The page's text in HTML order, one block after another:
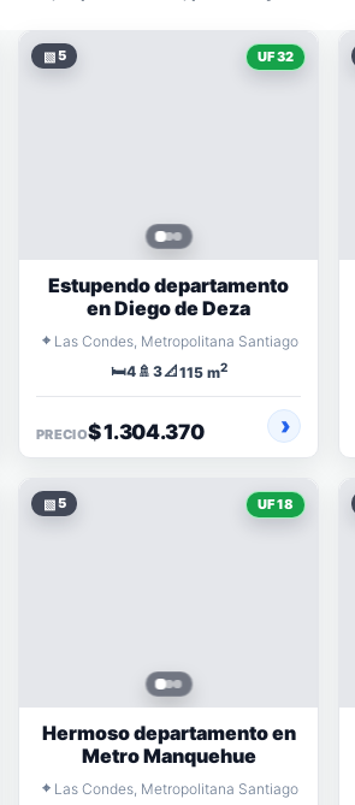
▧5 UF 32
Estupendo departamento
en Diego de Deza
⌖ Las Condes, Metropolitana Santiago
🛏️4 🚿 3📐115 m2
PRECIO$ 1.304.370
▧5 UF 18
Hermoso departamento en
Metro Manquehue
⌖ Las Condes, Metropolitana Santiago